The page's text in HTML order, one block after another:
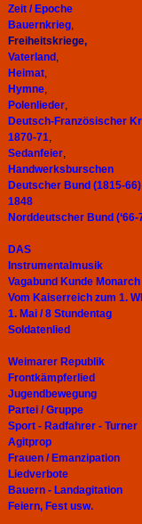
Zeit / Epoche
Bauernkrieg,
Freiheitskriege,
Vaterland ,
Heimat,
Hymne,
Polenlieder,
Deutsch-Französischer
1870-71,
Sedanfeier,
Handwerksburschen
Deutscher Bund (1815-66)
1848
Norddeutscher Bund (‘66-
DAS
Instrumentalmusik
Vagabund Kunde Monarch
Vom Kaiserreich zum 1.
1. Mai / 8 Stundentag
Soldatenlied
Weimarer Republik
Frontkämpferlied
Jugendbewegung
Partei / Gruppe
Sport - Radfahrer - Turner
Agitprop
Frauen / Emanzipation
Liedverbote
Bauern - Landagitation
Feiern, Fest usw.